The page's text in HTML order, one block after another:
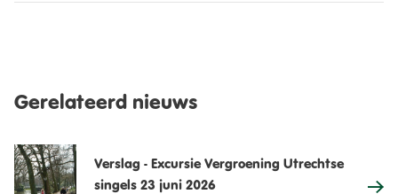
Gerelateerd nieuws
Verslag - Excursie Vergroening Utrechtse
singels 23 juni 2026